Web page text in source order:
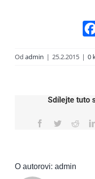
Od admin | 25.2.2015 | 0
Sdílejte tuto
Facebook
Twitter
O autorovi: admin